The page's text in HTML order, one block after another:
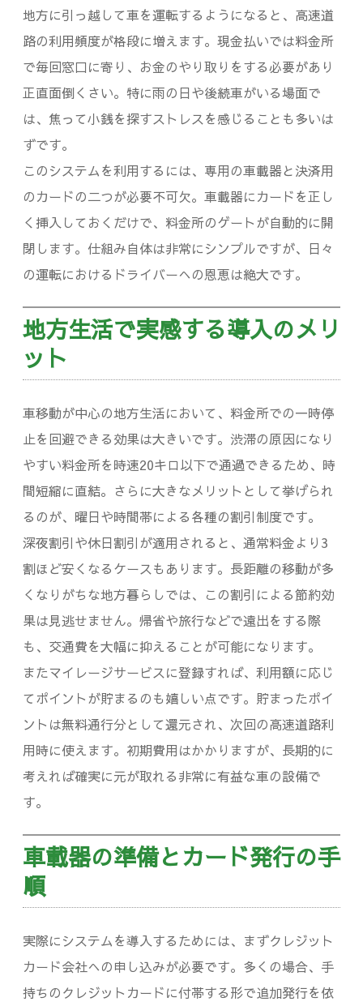
地方に引っ越して車を運転するようになると、高速道
路の利用頻度が格段に増えます。現金払いでは料金所
で毎回窓口に寄り、お金のやり取りをする必要があり
正直面倒くさい。特に雨の日や後続車がいる場面で
は、焦って小銭を探すストレスを感じることも多いは
ずです。
このシステムを利用するには、専用の車載器と決済用
のカードの二つが必要不可欠。車載器にカードを正し
く挿入しておくだけで、料金所のゲートが自動的に開
閉します。仕組み自体は非常にシンプルですが、日々
の運転におけるドライバーへの恩恵は絶大です。
地方生活で実感する導入のメリ
ット
車移動が中心の地方生活において、料金所での一時停
止を回避できる効果は大きいです。渋滞の原因になり
やすい料金所を時速20キロ以下で通過できるため、時
間短縮に直結。さらに大きなメリットとして挙げられ
るのが、曜日や時間帯による各種の割引制度です。
深夜割引や休日割引が適用されると、通常料金より3
割ほど安くなるケースもあります。長距離の移動が多
くなりがちな地方暮らしでは、この割引による節約効
果は見逃せません。帰省や旅行などで遠出をする際
も、交通費を大幅に抑えることが可能になります。
またマイレージサービスに登録すれば、利用額に応じ
てポイントが貯まるのも嬉しい点です。貯まったポイ
ントは無料通行分として還元され、次回の高速道路利
用時に使えます。初期費用はかかりますが、長期的に
考えれば確実に元が取れる非常に有益な車の設備で
す。
車載器の準備とカード発行の手
順
実際にシステムを導入するためには、まずクレジット
カード会社への申し込みが必要です。多くの場合、手
持ちのクレジットカードに付帯する形で追加発行を依